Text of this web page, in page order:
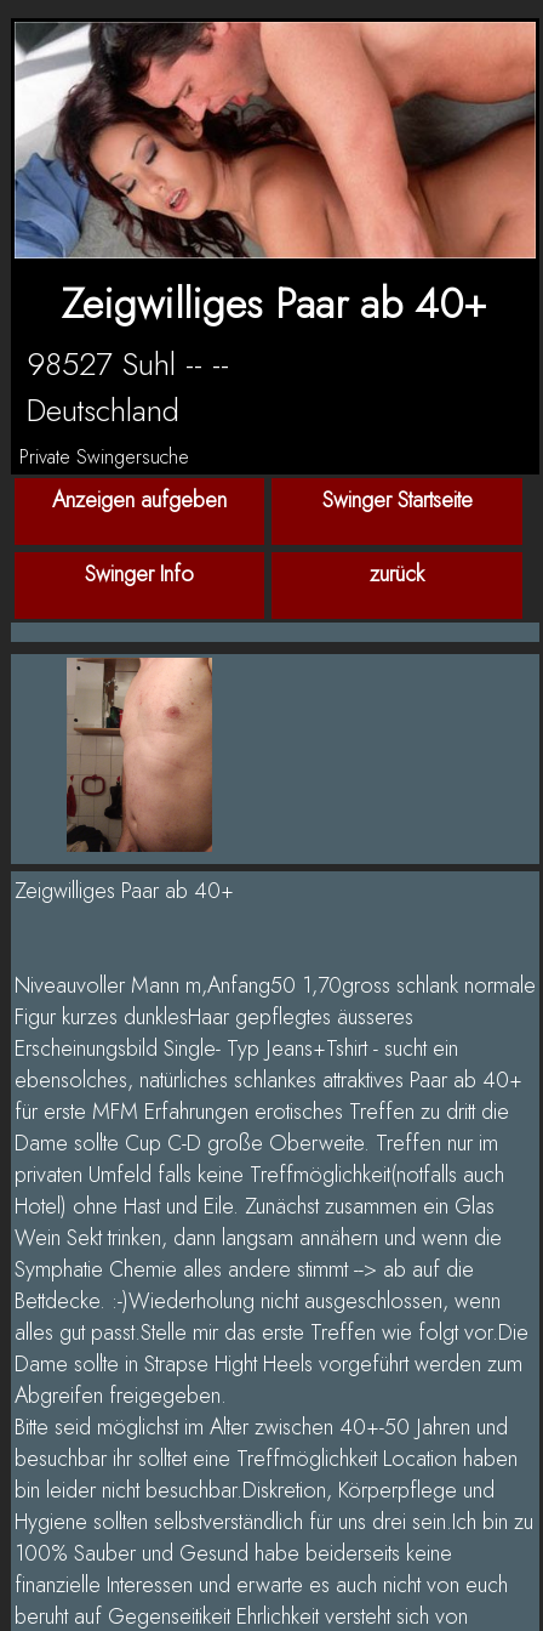
Zeigwilliges Paar ab 40+
98527 Suhl -- --
Deutschland
Private Swingersuche
Anzeigen aufgeben Swinger Startseite
Swinger Info zurück
Zeigwilliges Paar ab 40+
Niveauvoller Mann m,Anfang50 1,70gross schlank normale
Figur kurzes dunklesHaar gepflegtes äusseres
Erscheinungsbild Single- Typ Jeans+Tshirt - sucht ein
ebensolches, natürliches schlankes attraktives Paar ab 40+
für erste MFM Erfahrungen erotisches Treffen zu dritt die
Dame sollte Cup C-D große Oberweite. Treffen nur im
privaten Umfeld falls keine Treffmöglichkeit(notfalls auch
Hotel) ohne Hast und Eile. Zunächst zusammen ein Glas
Wein Sekt trinken, dann langsam annähern und wenn die
Symphatie Chemie alles andere stimmt --> ab auf die
Bettdecke. :-)Wiederholung nicht ausgeschlossen, wenn
alles gut passt.Stelle mir das erste Treffen wie folgt vor.Die
Dame sollte in Strapse Hight Heels vorgeführt werden zum
Abgreifen freigegeben.
Bitte seid möglichst im Alter zwischen 40+-50 Jahren und
besuchbar ihr solltet eine Treffmöglichkeit Location haben
bin leider nicht besuchbar.Diskretion, Körperpflege und
Hygiene sollten selbstverständlich für uns drei sein.Ich bin zu
100% Sauber und Gesund habe beiderseits keine
finanzielle Interessen und erwarte es auch nicht von euch
beruht auf Gegenseitikeit Ehrlichkeit versteht sich von